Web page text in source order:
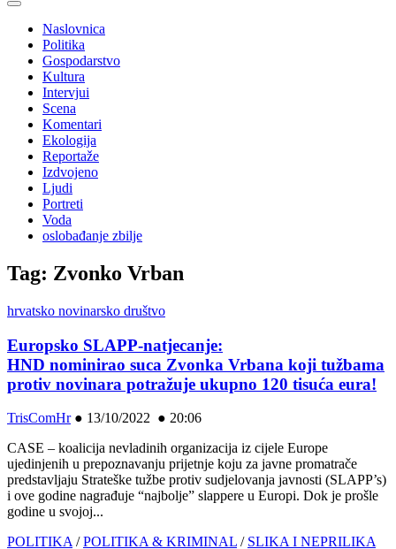
Naslovnica
Politika
Gospodarstvo
Kultura
Intervjui
Scena
Komentari
Ekologija
Reportaže
Izdvojeno
Ljudi
Portreti
Voda
oslobađanje zbilje
Tag: Zvonko Vrban
hrvatsko novinarsko društvo
Europsko SLAPP-natjecanje:
HND nominirao suca Zvonka Vrbana koji tužbama
protiv novinara potražuje ukupno 120 tisuća eura!
TrisComHr● 13/10/2022 ● 20:06
CASE – koalicija nevladinih organizacija iz cijele Europe
ujedinjenih u prepoznavanju prijetnje koju za javne promatrače
predstavljaju Strateške tužbe protiv sudjelovanja javnosti (SLAPP’s)
i ove godine nagrađuje “najbolje” slappere u Europi. Dok je prošle
godine u svojoj...
POLITIKA /POLITIKA & KRIMINAL / SLIKA I NEPRILIKA